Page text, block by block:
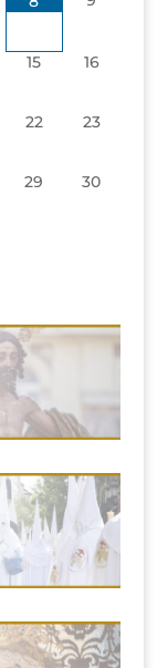
15 16
22 23
29 30